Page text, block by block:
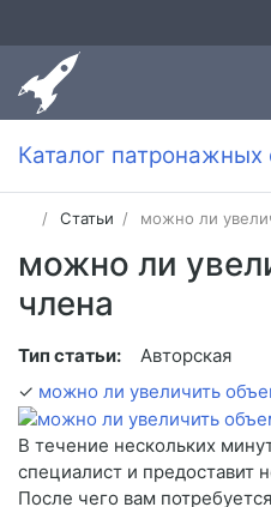
Каталог патронажных
Статьи можно ли
можно ли
члена
Тип статьи:
Авторская
✓ можно ли увеличить
В течение нескольких
специалист и
После чего вам